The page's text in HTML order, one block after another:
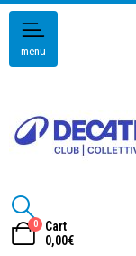
menu
0
Cart
0,00€